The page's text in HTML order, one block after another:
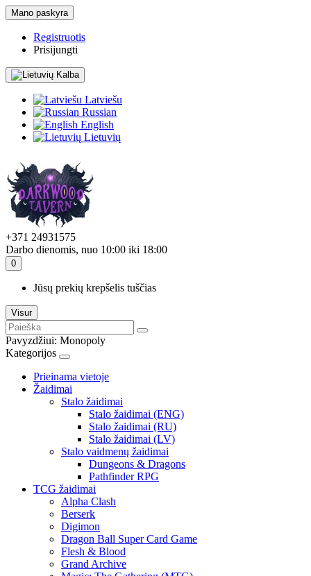
Mano paskyra
Registruotis
Prisijungti
Kalba
Latviešu
Russian
English
Lietuvių
+371 24931575
Darbo dienomis, nuo 10:00 iki 18:00
0
Jūsų prekių krepšelis tuščias
Visur
Pavyzdžiui: Monopoly
Kategorijos
Prieinama vietoje
Žaidimai
Stalo žaidimai
Stalo žaidimai (ENG)
Stalo žaidimai (RU)
Stalo žaidimai (LV)
Stalo vaidmenų žaidimai
Dungeons & Dragons
Pathfinder RPG
TCG žaidimai
Alpha Clash
Berserk
Digimon
Dragon Ball Super Card Game
Flesh & Blood
Grand Archive